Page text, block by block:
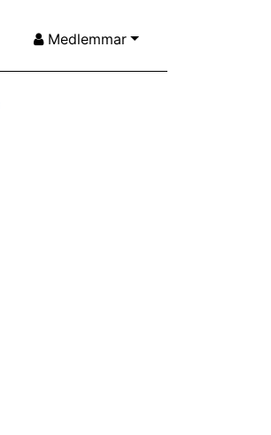
Medlemmar